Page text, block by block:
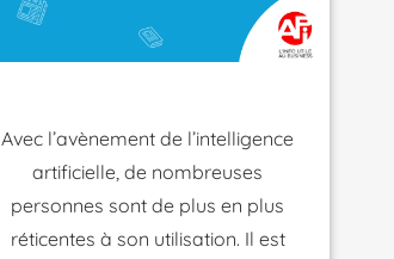
Avec l’avènement de l’intelligence
artificielle, de nombreuses
personnes sont de plus en plus
réticentes à son utilisation. Il est